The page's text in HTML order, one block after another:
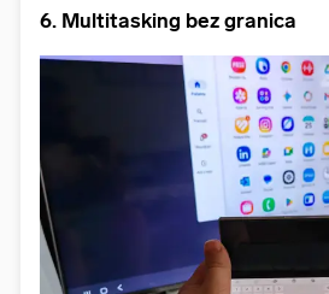
6. Multitasking bez granica